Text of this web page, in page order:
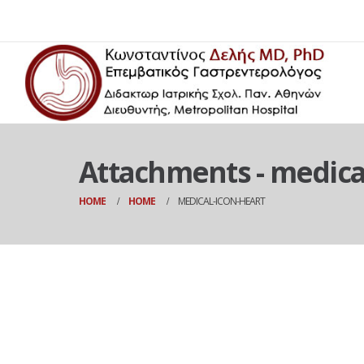
Attachments -
HOME HOME MEDICAL-ICON-HEART